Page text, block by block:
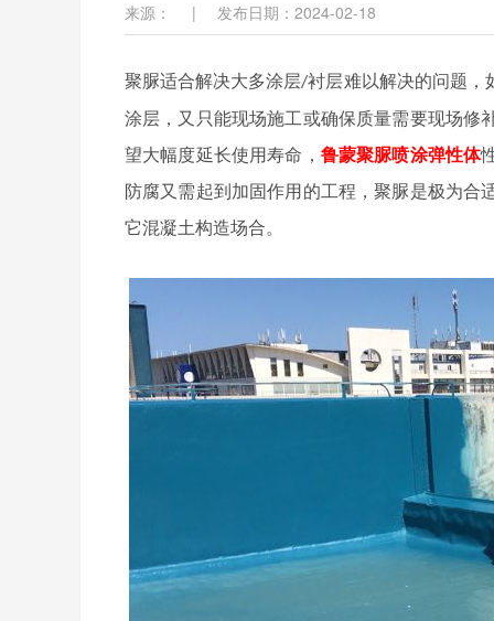
来源： | 发布日期：2024-02-18
聚脲适合解决大多涂层/衬层难以解决的问题，
涂层，又只能现场施工或确保质量需要现场修
望大幅度延长使用寿命， 鲁蒙聚脲喷涂弹性体
防腐又需起到加固作用的工程，聚脲是极为合
它混凝土构造场合。